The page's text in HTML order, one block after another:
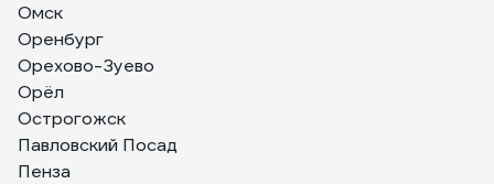
Омск
Оренбург
Орехово-Зуево
Орёл
Острогожск
Павловский Посад
Пенза